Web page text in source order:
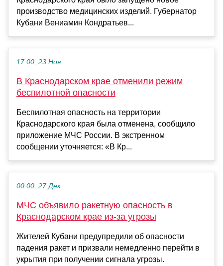
производство медицинских изделий. Губернатор
Кубани Вениамин Кондратьев...
17:00, 23 Ноя
В Краснодарском крае отменили режим
беспилотной опасности
Беспилотная опасность на территории
Краснодарского края была отменена, сообщило
приложение МЧС России. В экстренном
сообщении уточняется: «В Кр...
00:00, 27 Дек
МЧС объявило ракетную опасность в
Краснодарском крае из-за угрозы
Жителей Кубани предупредили об опасности
падения ракет и призвали немедленно перейти в
укрытия при получении сигнала угрозы.